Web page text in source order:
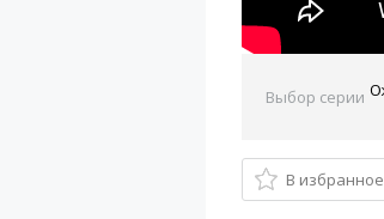
Выбор серии
В избранное